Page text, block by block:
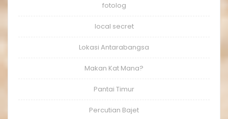
fotolog
local secret
Lokasi Antarabangsa
Makan Kat Mana?
Pantai Timur
Percutian Bajet